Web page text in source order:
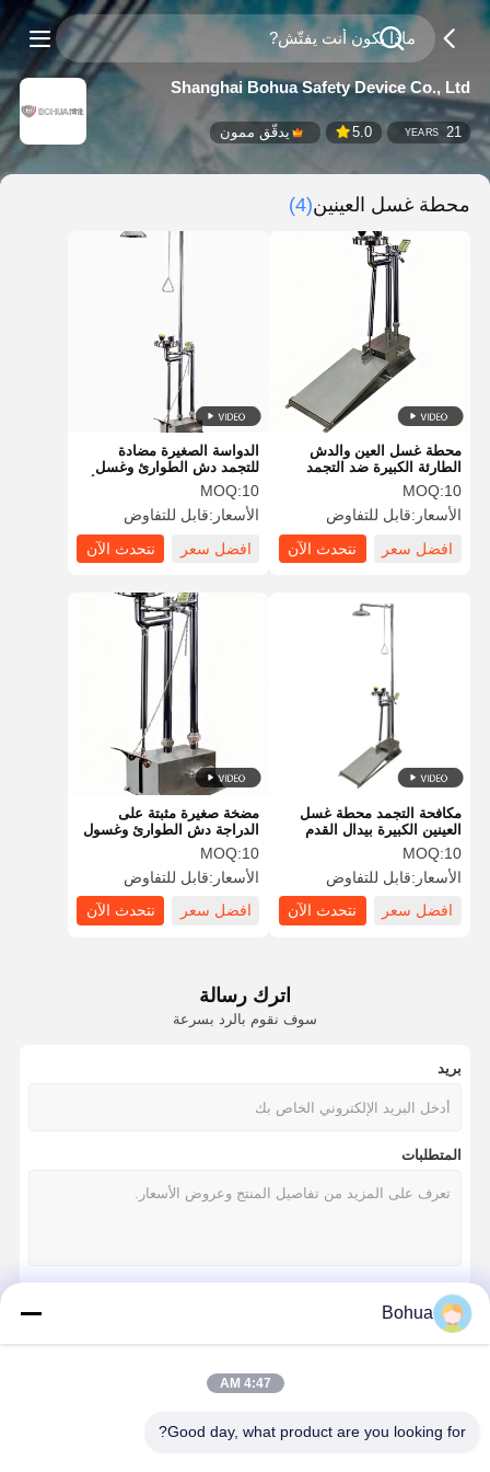
Shanghai Bohua Safety Device Co., Ltd
21
YEARS
5.0 يدقّق ممون
محطة غسل العينين(4)
الدواسة الصغيرة مضادة
للتجمد دش الطوارئ وغسل
العينين الفولاذ المقاوم للصدأ
BH30-5012A
MOQ:10
الأسعار:قابل للتفاوض
افضل سعر
نتحدث الآن
محطة غسل العين والدش
الطارئة الكبيرة ضد التجمد
BH32-5012
MOQ:10
الأسعار:قابل للتفاوض
افضل سعر
نتحدث الآن
مضخة صغيرة مثبتة على
الدراجة دش الطوارئ وغسول
العين مواد الفولاذ المقاوم
للصدأ
MOQ:10
الأسعار:قابل للتفاوض
افضل سعر
نتحدث الآن
مكافحة التجمد محطة غسل
العينين الكبيرة بيدال القدم
الحالة الطارئة الحماية دش
وغسل العينين
MOQ:10
الأسعار:قابل للتفاوض
افضل سعر
نتحدث الآن
اترك رسالة
سوف نقوم بالرد بسرعة
بريد
المتطلبات
Bohua
4:47 AM
Good day, what product are you looking for?